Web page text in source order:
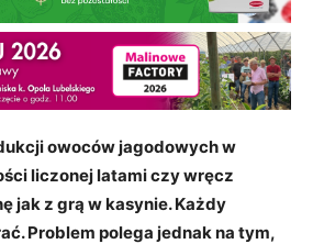
owoców jagodowych w
liczonej latami czy wręcz
jak z grą w kasynie. Każdy
Problem polega jednak na tym,